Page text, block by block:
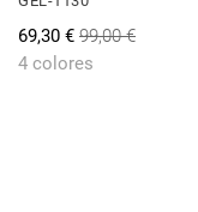
69,30 € 99,00 €
4 colores